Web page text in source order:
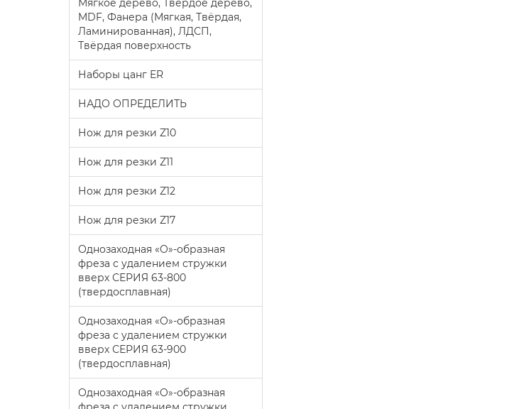
MDF, Фанера (Мягкая, Твёрдая,
Ламинированная), ЛДСП,
Твёрдая поверхность
Наборы цанг ER
НАДО ОПРЕДЕЛИТЬ
Нож для резки Z10
Нож для резки Z11
Нож для резки Z12
Нож для резки Z17
Однозаходная «O»-образная
фреза с удалением стружки
вверх СЕРИЯ 63-800
(твердосплавная)
Однозаходная «O»-образная
фреза с удалением стружки
вверх СЕРИЯ 63-900
(твердосплавная)
Однозаходная «O»-образная